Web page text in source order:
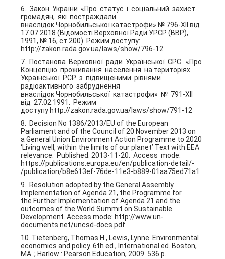
6. Закон України «Про статус і соціальний захист
громадян, які постраждали
внаслідок Чорнобильської катастрофи» № 796-XII від
17.07.2018 (Відомості Верховної Ради УРСР (ВВР),
1991, № 16, ст.200). Режим доступу:
http://zakon.rada.gov.ua/laws/show/796-12
7. Постанова Верховної ради Української СРС. «Про
Концепцію проживання населення на територіях
Української РСР з підвищеними рівнями
радіоактивного забруднення
внаслідок Чорнобильської катастрофи» № 791-XII
від 27.02.1991. Режим
доступу http://zakon.rada.gov.ua/laws/show/791-12
8. Decision No 1386/2013/EU of the European
Parliament and of the Council of 20 November 2013 on
a General Union Environment Action Programme to 2020
‘Living well, within the limits of our planet’ Text with EEA
relevance. Published: 2013-11-20. Access mode:
https://publications.europa.eu/en/publication-detail/-
/publication/b8e613ef-76de-11e3-b889-01aa75ed71a1
9. Resolution adopted by the General Assembly.
Implementation of Agenda 21, the Programme for
the Further Implementation of Agenda 21 and the
outcomes of the World Summit on Sustainable
Development. Access mode: http://www.un-
documents.net/uncsd-docs.pdf
10. Tietenberg, Thomas H., Lewis, Lynne. Environmental
economics and policy. 6th ed., International ed. Boston,
MA. ; Harlow : Pearson Education, 2009. 536 p.